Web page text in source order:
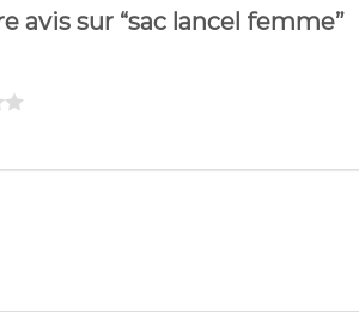
avis sur “sac lancel femme”